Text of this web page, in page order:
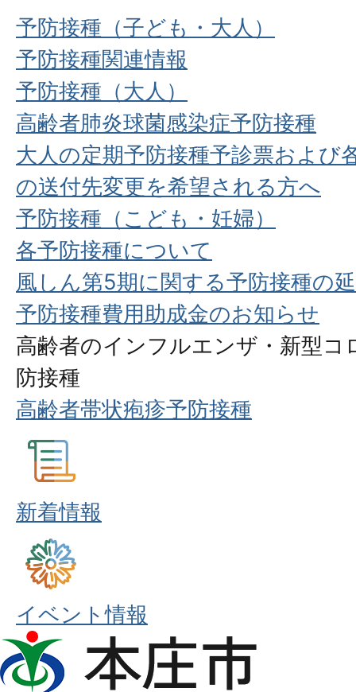
予防接種（子ども・大人）
予防接種関連情報
予防接種（大人）
高齢者肺炎球菌感染症予防接種
大人の定期予防接種予診票および
の送付先変更を希望される方へ
予防接種（こども・妊婦）
各予防接種について
風しん第5期に関する予防接種の
予防接種費用助成金のお知らせ
高齢者のインフルエンザ・新型コ
防接種
高齢者帯状疱疹予防接種
新着情報
イベント情報
本
庄